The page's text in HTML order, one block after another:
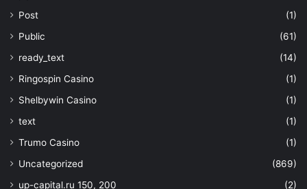
Post
(1)
Public
(61)
ready_text
(14)
Ringospin Casino
(1)
Shelbywin Casino
(1)
text
(1)
Trumo Casino
(1)
Uncategorized
(869)
up-capital.ru 150, 200
(2)